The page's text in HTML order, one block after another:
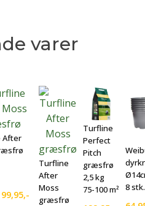
varer
After
99,95,-
Turfline
After
Moss
græsfrø
Turfline
Perfect
Pitch
græsfrø
2,5 kg
75-100 m²
8 stk.